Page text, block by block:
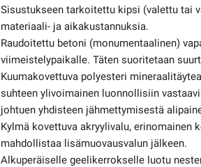
Sisustukseen tarkoitettu kipsi (valettu tai
materiaali- ja aikakustannuksia.
Raudoitettu betoni (monumentaalinen)
viimeistelypaikalle. Täten suoritetaan
Kuumakovettuva polyesteri
suhteen ylivoimainen luonnollisiin
johtuen yhdisteen jähmettymisestä
Kylmä kovettuva akryylivalu,
mahdollistaa lisämuovausvalun jälkeen.
Alkuperäiselle geelikerrokselle luotu